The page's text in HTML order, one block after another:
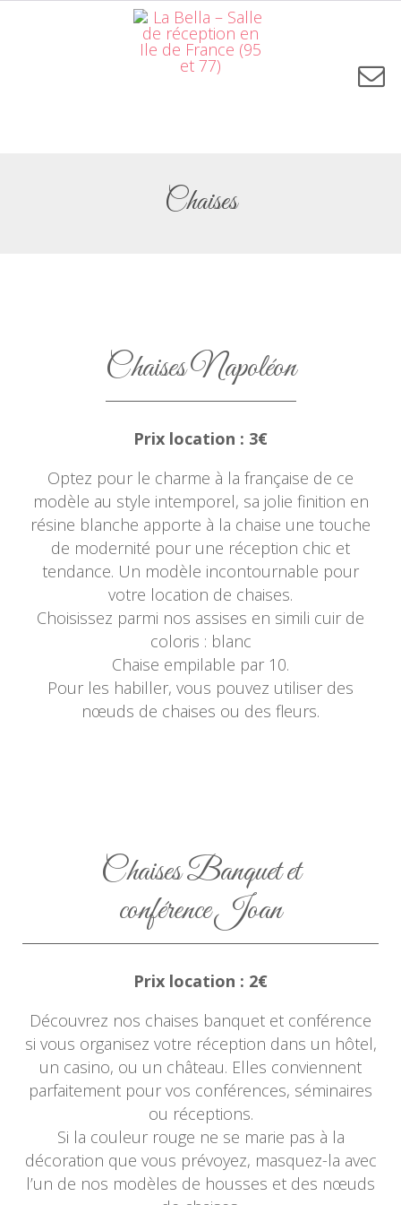
Chaises
Chaises Napoléon
Prix location : 3€
Optez pour le charme à la française de ce
modèle au style intemporel, sa jolie finition en
résine blanche apporte à la chaise une touche
de modernité pour une réception chic et
tendance. Un modèle incontournable pour
votre location de chaises.
Choisissez parmi nos assises en simili cuir de
coloris : blanc
Chaise empilable par 10.
Pour les habiller, vous pouvez utiliser des
nœuds de chaises ou des fleurs.
Chaises Banquet et
conférence Joan
Prix location : 2€
Découvrez nos chaises banquet et conférence
si vous organisez votre réception dans un hôtel,
un casino, ou un château. Elles conviennent
parfaitement pour vos conférences, séminaires
ou réceptions.
Si la couleur rouge ne se marie pas à la
décoration que vous prévoyez, masquez-la avec
l’un de nos modèles de housses et des nœuds